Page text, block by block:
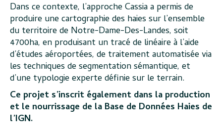
Dans ce contexte, l’approche Cassia a permis de
produire une cartographie des haies sur l’ensemble
du territoire de Notre-Dame-Des-Landes, soit
4700ha, en produisant un tracé de linéaire à l’aide
d’études aéroportées, de traitement automatisée via
les techniques de segmentation sémantique, et
d’une typologie experte définie sur le terrain.
Ce projet s’inscrit également dans la production
et le nourrissage de la Base de Données Haies de
l’IGN.